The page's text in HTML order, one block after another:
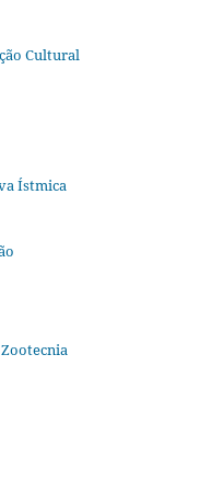
Cultural
Ístmica